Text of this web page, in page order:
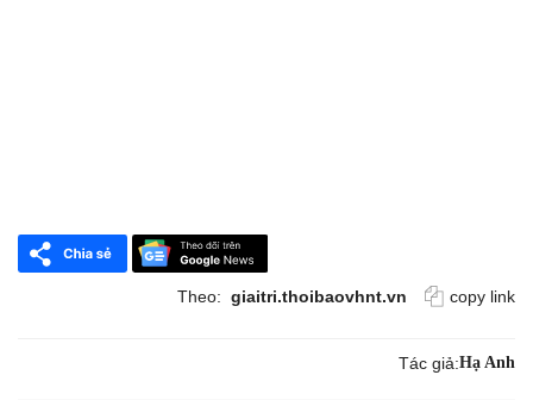
Theo: giaitri.thoibaovhnt.vn copy link
Tác giả:Hạ Anh